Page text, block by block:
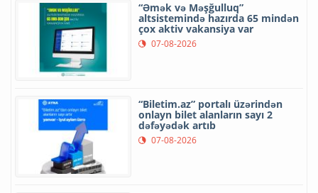
“Əmək və Məşğulluq”
altsistemində hazırda 65 mindən
çox aktiv vakansiya var
07-08-2026
“Biletim.az” portalı üzərindən
onlayn bilet alanların sayı 2
dəfəyədək artıb
07-08-2026